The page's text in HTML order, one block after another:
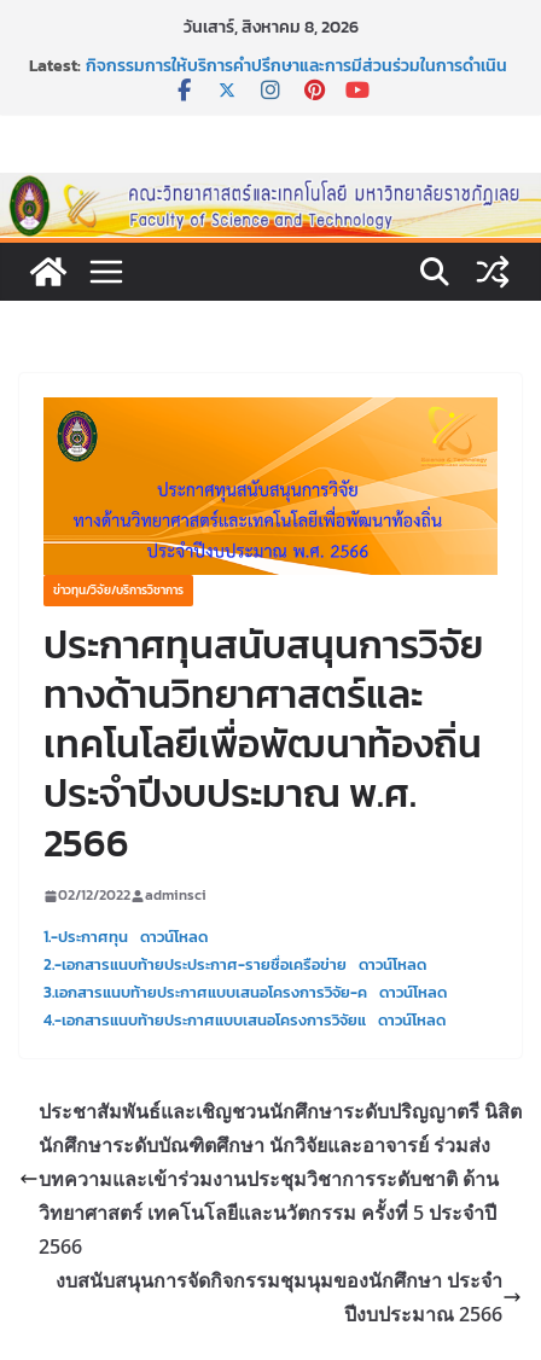
วันเสาร์, สิงหาคม 8, 2026
Latest:กิจกรรมการให้บริการคำปรึกษาและการมีส่วนร่วมในการดำเนิน
งานของคณะวิทยาศาสตร์และเทคโนโลยี
วิทยาศาสตร์และเทคโนโลยี ภาคปกติ ประจำปีการศึกษา 2569
ขอเชิญชวนประชาชนทุกคน ร่วมลงนามออนไลน์ “ลด ละ เลิก
เหล้า” ประจำปี พ.ศ. 2569
ประกาศสัปดาห์วิทยาศาสตร์แห่งชาติ ประจำปี 2569
ข่าวทุน/วิจัย/บริการวิชาการ
ประกาศทุนสนับสนุนการวิจัย
ทางด้านวิทยาศาสตร์และ
เทคโนโลยีเพื่อพัฒนาท้องถิ่น
ประจำปีงบประมาณ พ.ศ.
2566
02/12/2022 adminsci
1.-ประกาศทุน ดาวน์โหลด
2.-เอกสารแนบท้ายประประกาศ-รายชื่อเครือข่าย ดาวน์โหลด
3.เอกสารแนบท้ายประกาศแบบเสนอโครงการวิจัย-ค ดาวน์โหลด
4.-เอกสารแนบท้ายประกาศแบบเสนอโครงการวิจัยแ ดาวน์โหลด
ประชาสัมพันธ์และเชิญชวนนักศึกษาระดับปริญญาตรี นิสิต
นักศึกษาระดับบัณฑิตศึกษา นักวิจัยและอาจารย์ ร่วมส่ง
บทความและเข้าร่วมงานประชุมวิชาการระดับชาติ ด้าน
วิทยาศาสตร์ เทคโนโลยีและนวัตกรรม ครั้งที่ 5 ประจำปี
2566
งบสนับสนุนการจัดกิจกรรมชุมนุมของนักศึกษา ประจำ
ปีงบประมาณ 2566